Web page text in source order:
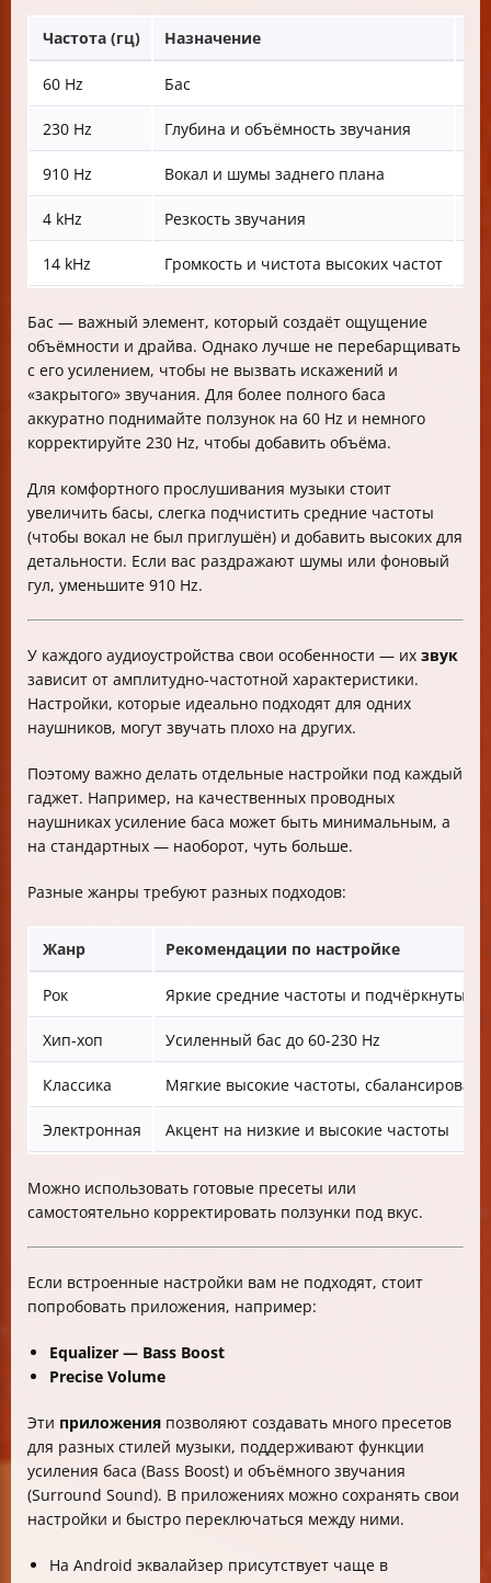
Частота (гц) Назначение
60 Hz Бас
230 Hz Глубина и объёмность звучания
910 Hz Вокал и шумы заднего плана
4 kHz Резкость звучания
14 kHz Громкость и чистота высоких частот
Бас — важный элемент, который создаёт ощущение
объёмности и драйва. Однако лучше не перебарщивать
с его усилением, чтобы не вызвать искажений и
«закрытого» звучания. Для более полного баса
аккуратно поднимайте ползунок на 60 Hz и немного
корректируйте 230 Hz, чтобы добавить объёма.
Для комфортного прослушивания музыки стоит
увеличить басы, слегка подчистить средние частоты
(чтобы вокал не был приглушён) и добавить высоких для
детальности. Если вас раздражают шумы или фоновый
гул, уменьшите 910 Hz.
У каждого аудиоустройства свои особенности — их звук
зависит от амплитудно-частотной характеристики.
Настройки, которые идеально подходят для одних
наушников, могут звучать плохо на других.
Поэтому важно делать отдельные настройки под каждый
гаджет. Например, на качественных проводных
наушниках усиление баса может быть минимальным, а
на стандартных — наоборот, чуть больше.
Разные жанры требуют разных подходов:
Жанр Рекомендации по настройке
Рок Яркие средние частоты и подчёркнутые
Хип-хоп Усиленный бас до 60-230 Hz
Классика Мягкие высокие частоты,
Электронная Акцент на низкие и высокие частоты
Можно использовать готовые пресеты или
самостоятельно корректировать ползунки под вкус.
Если встроенные настройки вам не подходят, стоит
попробовать приложения, например:
Equalizer — Bass Boost
Precise Volume
Эти приложения позволяют создавать много пресетов
для разных стилей музыки, поддерживают функции
усиления баса (Bass Boost) и объёмного звучания
(Surround Sound). В приложениях можно сохранять свои
настройки и быстро переключаться между ними.
На Android эквалайзер присутствует чаще в